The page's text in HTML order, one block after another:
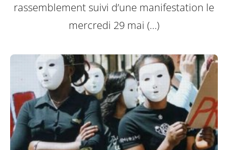
rassemblement suivi d’une manifestation le
mercredi 29 mai (…)